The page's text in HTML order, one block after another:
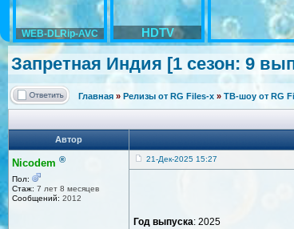
WEB-DLRip-AVC HDTV
Запретная Индия [1 сезон: 9
Главная » Релизы от RG Files-x » ТВ-шоу от RG
Автор
Nicodem ®
Пол:
Стаж: 7 лет 8 месяцев
Сообщений: 2012
21-Дек-2025 15:27
Год выпуска: 2025